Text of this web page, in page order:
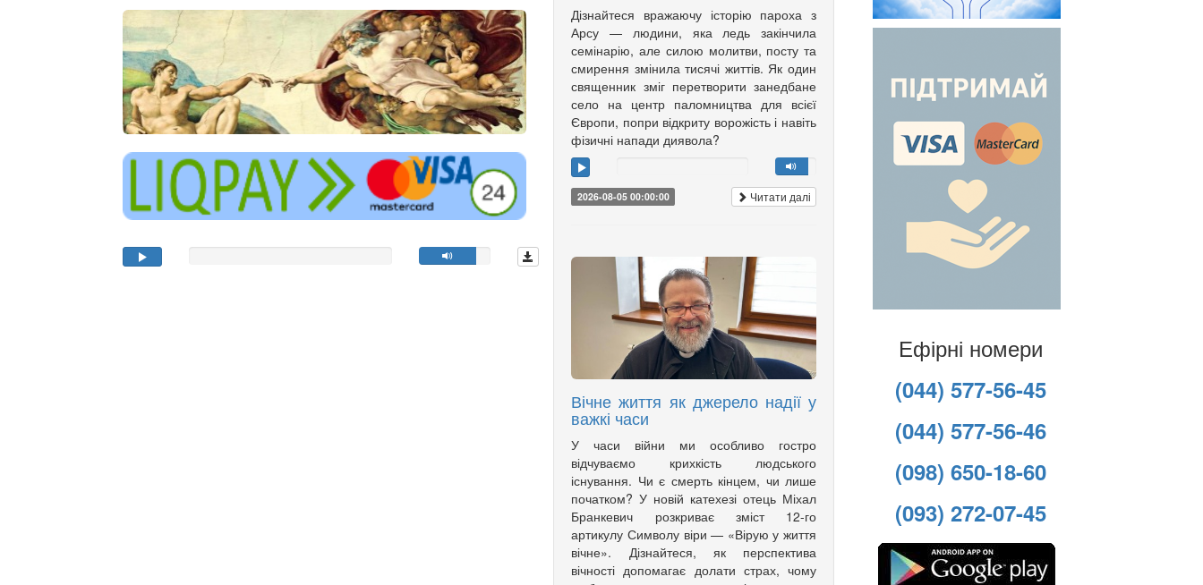
Дізнайтеся вражаючу історію пароха з
Арсу — людини, яка ледь закінчила
семінарію, але силою молитви, посту та
смирення змінила тисячі життів. Як один
священник зміг перетворити занедбане
село на центр паломництва для всієї
Європи, попри відкриту ворожість і навіть
фізичні напади диявола?
2026-08-05 00:00:00 Читати далі
Вічне життя як джерело надії у
важкі часи
У часи війни ми особливо гостро
відчуваємо крихкість людського
існування. Чи є смерть кінцем, чи лише
початком? У новій катехезі отець Міхал
Бранкевич розкриває зміст 12-го
артикулу Символу віри — «Вірую у життя
вічне». Дізнайтеся, як перспектива
вічності допомагає долати страх, чому
Ефірні номери
(044) 577-56-45
(044) 577-56-46
(098) 650-18-60
(093) 272-07-45